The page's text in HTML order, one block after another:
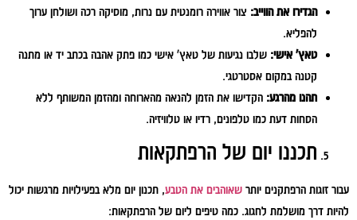
הגדירו את הווייב: צור אווירה רומנטית עם נרות, מוסיקה רכה ושולחן ערוך
להפליא.
טאץ' אישי: שלבו נגיעות של טאץ' אישי כמו פתק אהבה בכתב יד או מתנה
קטנה במקום אסטרטגי.
תהנו מהרגע: הקדישו את הזמן להנאה מהארוחה ומהזמן המשותף ללא
הסחות דעת כמו טלפונים, רדיו או טלוויזיה.
תכננו יום של הרפתקאות
עבור זוגות הרפתקנים יותר שאוהבים את הטבע, תכנון יום מלא בפעילויות מרגשות יכול
להיות דרך מושלמת לחגוג. כמה טיפים ליום של הרפתקאות: